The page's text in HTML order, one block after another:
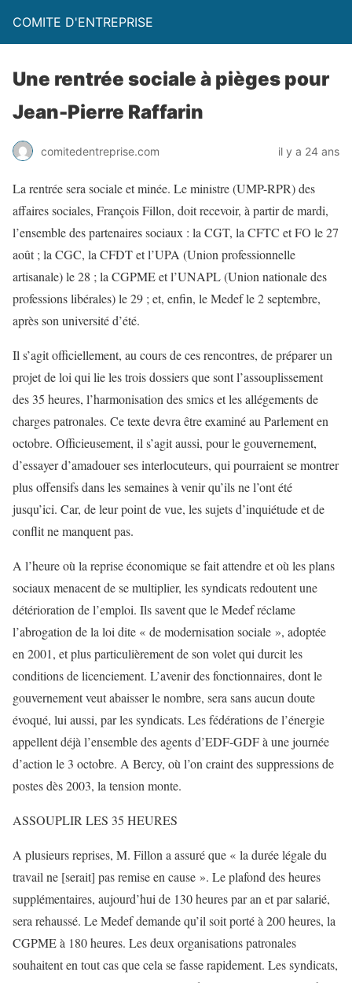
COMITE D'ENTREPRISE
Une rentrée sociale à pièges pour
Jean-Pierre Raffarin
comitedentreprise.com il y a 24 ans
La rentrée sera sociale et minée. Le ministre (UMP-RPR) des
affaires sociales, François Fillon, doit recevoir, à partir de mardi,
l’ensemble des partenaires sociaux : la CGT, la CFTC et FO le 27
août ; la CGC, la CFDT et l’UPA (Union professionnelle
artisanale) le 28 ; la CGPME et l’UNAPL (Union nationale des
professions libérales) le 29 ; et, enfin, le Medef le 2 septembre,
après son université d’été.
Il s’agit officiellement, au cours de ces rencontres, de préparer un
projet de loi qui lie les trois dossiers que sont l’assouplissement
des 35 heures, l’harmonisation des smics et les allégements de
charges patronales. Ce texte devra être examiné au Parlement en
octobre. Officieusement, il s’agit aussi, pour le gouvernement,
d’essayer d’amadouer ses interlocuteurs, qui pourraient se montrer
plus offensifs dans les semaines à venir qu’ils ne l’ont été
jusqu’ici. Car, de leur point de vue, les sujets d’inquiétude et de
conflit ne manquent pas.
A l’heure où la reprise économique se fait attendre et où les plans
sociaux menacent de se multiplier, les syndicats redoutent une
détérioration de l’emploi. Ils savent que le Medef réclame
l’abrogation de la loi dite « de modernisation sociale », adoptée
en 2001, et plus particulièrement de son volet qui durcit les
conditions de licenciement. L’avenir des fonctionnaires, dont le
gouvernement veut abaisser le nombre, sera sans aucun doute
évoqué, lui aussi, par les syndicats. Les fédérations de l’énergie
appellent déjà l’ensemble des agents d’EDF-GDF à une journée
d’action le 3 octobre. A Bercy, où l’on craint des suppressions de
postes dès 2003, la tension monte.
ASSOUPLIR LES 35 HEURES
A plusieurs reprises, M. Fillon a assuré que « la durée légale du
travail ne [serait] pas remise en cause ». Le plafond des heures
supplémentaires, aujourd’hui de 130 heures par an et par salarié,
sera rehaussé. Le Medef demande qu’il soit porté à 200 heures, la
CGPME à 180 heures. Les deux organisations patronales
souhaitent en tout cas que cela se fasse rapidement. Les syndicats,